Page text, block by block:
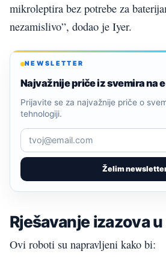
mikroleptira bez potrebe za
nezamislivo”, dodao je Iyer.
NEWSLETTER
Najvažnije priče iz svemira na
Želim
Prijavite se za najvažnije priče o
tehnologiji.
Rješavanje izazova
Ovi roboti su napravljeni kako bi: